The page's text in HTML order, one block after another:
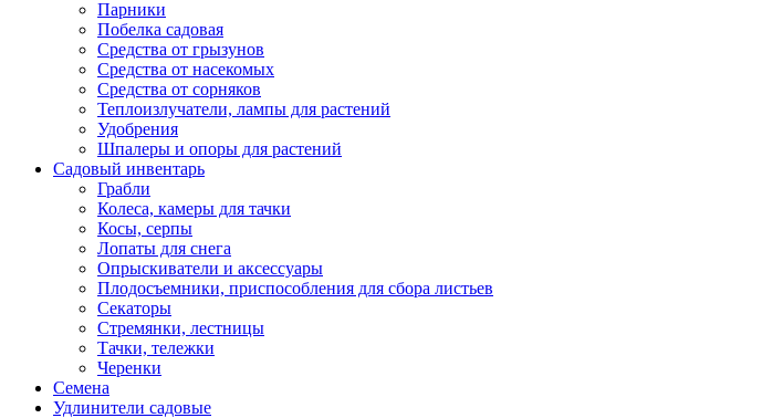
Парники
Побелка садовая
Средства от грызунов
Средства от насекомых
Средства от сорняков
Теплоизлучатели, лампы для растений
Удобрения
Шпалеры и опоры для растений
Садовый инвентарь
Грабли
Колеса, камеры для тачки
Косы, серпы
Лопаты для снега
Опрыскиватели и аксессуары
Плодосъемники, приспособления для сбора листьев
Секаторы
Стремянки, лестницы
Тачки, тележки
Черенки
Семена
Удлинители садовые